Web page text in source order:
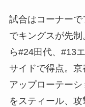
試合はコーナー
でキングスが先
ら#24田代、#13
サイドで得点。
アップローテー
をスティール、